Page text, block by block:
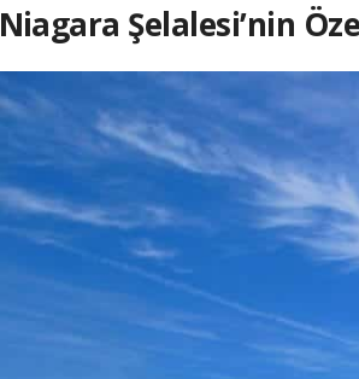
Niagara Şelalesi’nin